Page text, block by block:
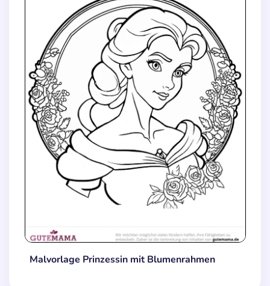
Malvorlage Prinzessin mit Blumenrahmen